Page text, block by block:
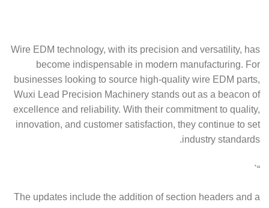
Wire EDM technology, with its precision and versatility, has
become indispensable in modern manufacturing. For
businesses looking to source high-quality wire EDM parts,
Wuxi Lead Precision Machinery stands out as a beacon of
excellence and reliability. With their commitment to quality,
innovation, and customer satisfaction, they continue to set
industry standards.
“`
The updates include the addition of section headers and a